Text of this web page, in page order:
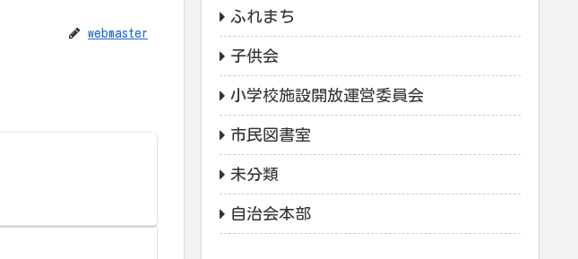
webmaster
ふれまち
子供会
小学校施設開放運営委員会
市民図書室
未分類
自治会本部